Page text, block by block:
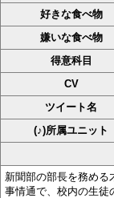
好きな食べ物
嫌いな食べ物
得意科目
CV
ツイート名
(♪)所属ユニット
新聞部の部長を務める
事情通で、校内の生徒